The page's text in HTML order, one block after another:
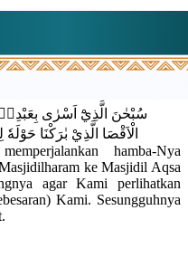
سُبْحٰنَ الَّذِيْٓ اَسْرٰى بِعَبْدِهٖ
الْاَقْصَا الَّذِيْ بٰرَكْنَا
hamba-Nya
ke Masjidil Aqsa
agar Kami perlihatkan
Kami. Sesungguhnya